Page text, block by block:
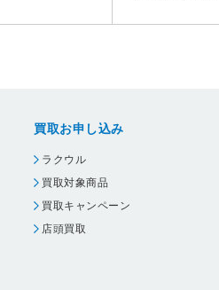
買取お申し込み
ラクウル
買取対象商品
買取キャンペーン
店頭買取